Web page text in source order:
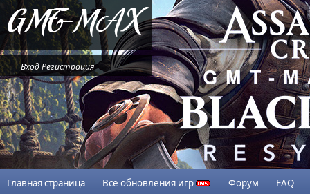
ВходРегистрация
Главная страница Все обновления игр Форум FAQ